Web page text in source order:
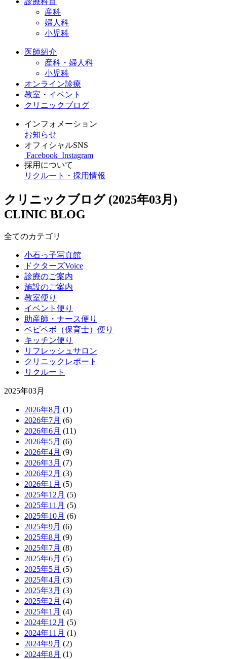
産科
婦人科
小児科
医師紹介
産科・婦人科
小児科
オンライン診療
教室・イベント
クリニックブログ
インフォメーション
お知らせ
オフィシャルSNS
Facebook Instagram
採用について
リクルート・採用情報
クリニックブログ (2025年03月)
CLINIC BLOG
全てのカテゴリ
小石っ子写真館
ドクターズVoice
診療のご案内
施設のご案内
教室便り
イベント便り
助産師・ナース便り
ベビペボ（保育士）便り
キッチン便り
リフレッシュサロン
クリニックレポート
リクルート
2025年03月
2026年8月 (1)
2026年7月 (6)
2026年6月 (11)
2026年5月 (6)
2026年4月 (9)
2026年3月 (7)
2026年2月 (3)
2026年1月 (5)
2025年12月 (5)
2025年11月 (5)
2025年10月 (6)
2025年9月 (6)
2025年8月 (9)
2025年7月 (8)
2025年6月 (5)
2025年5月 (5)
2025年4月 (3)
2025年3月 (3)
2025年2月 (4)
2025年1月 (4)
2024年12月 (5)
2024年11月 (1)
2024年9月 (2)
2024年8月 (1)